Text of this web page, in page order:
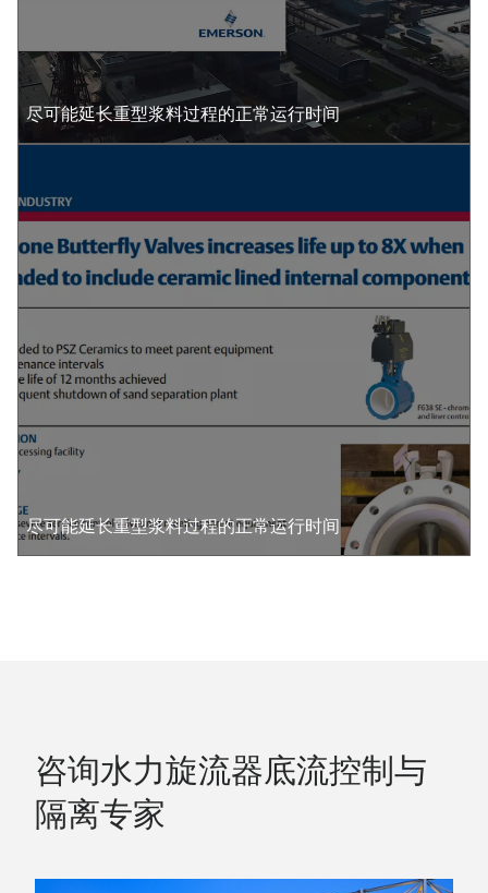
尽可能延长重型浆料过程的正常运行时间
尽可能延长重型浆料过程的正常运行时间
咨询水力旋流器底流控制与
隔离专家